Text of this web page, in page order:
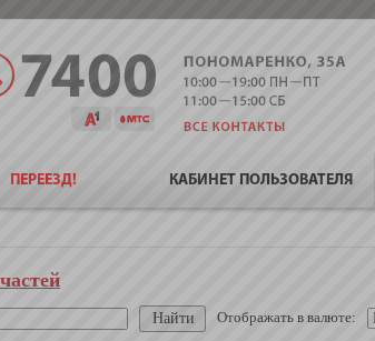
ПЕРЕЕЗД! КАБИНЕТ ПОЛЬЗОВАТЕЛЯ
Отображать в валюте: